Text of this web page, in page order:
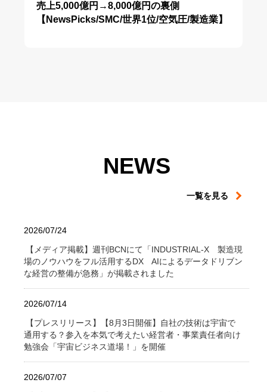
売上5,000億円→8,000億円の裏側
【NewsPicks/SMC/世界1位/空気圧/製造業】
NEWS
一覧を見る
2026/07/24
【メディア掲載】週刊BCNにて「INDUSTRIAL-X 製造現
場のノウハウをフル活用するDX AIによるデータドリブン
な経営の整備が急務」が掲載されました
2026/07/14
【プレスリリース】【8月3日開催】自社の技術は宇宙で
通用する？参入を本気で考えたい経営者・事業責任者向け
勉強会「宇宙ビジネス道場！」を開催
2026/07/07